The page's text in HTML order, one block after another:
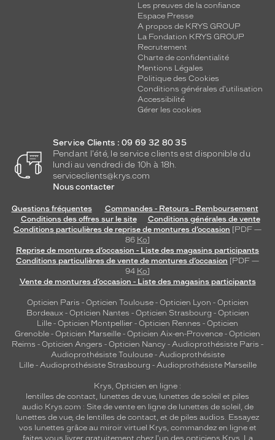
Les preuves de la confiance
Espace Presse
A propos de KRYS GROUP
La Fondation KRYS GROUP
Recrutement
Charte de confidentialité
Mentions Légales
Politique des Cookies
Conditions générales d'utilisation
Accessibilité
Gérer les cookies
Service Clients : 09 69 32 80 35
Pendant l'été, le service clients est disponible du
lundi au vendredi de 10h à 18h.
serviceclients@krys.com
Nous contacter
Questions fréquentes
Commandes - Retours - Remboursement
Conditions des offres sur le site
Conditions générales de vente
Conditions particulières de reprise de montures d’occasion [PDF —
86 Ko]
Reprise de montures d’occasion - Liste des magasins participants
Conditions particulières de vente de montures d’occasion [PDF —
94 Ko]
Vente de montures d’occasion - Liste des magasins participants
Opticien Paris - Opticien Toulouse- Opticien Lyon - Opticien
Bordeaux- Opticien Nantes - Opticien Strasbourg - Opticien
Lille - Opticien Montpellier - Opticien Rennes - Opticien
Grenoble - Opticien Marseille - Opticien Aix-en-Provence - Opticien
Reims - Opticien Angers - Opticien Nancy - Audioprothésiste Paris -
Audioprothésiste Toulouse- Audioprothésiste
Lille- Audioprothésiste Strasbourg - Audioprothésiste Marseille
Krys, Opticien en ligne :
lentilles de contact, lunettes de vue, lunettes de soleil et piles
audio Krys.com : Site de vente en ligne de lunettes de soleil, de
lunettes de vue, de lentilles de contact, et de piles audios. Essayez
vos lunettes grâce au miroir virtuel Krys, commandez en ligne et
faites vous livrer gratuitement chez l'un des opticiens Krys. La